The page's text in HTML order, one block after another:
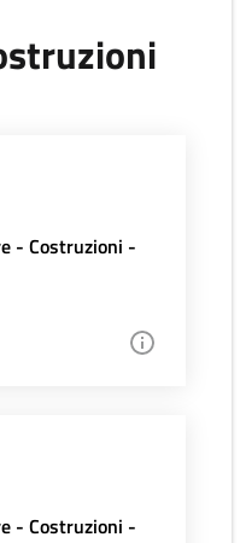
- Costruzioni -
- Costruzioni -